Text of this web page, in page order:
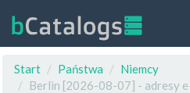
Start
Państwa
Niemcy
Berlin [2026-08-07] - adresy